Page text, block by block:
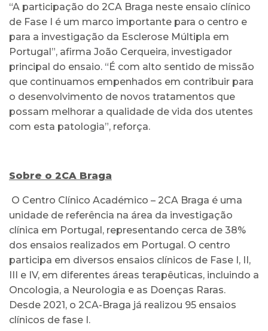
“A participação do 2CA Braga neste ensaio clínico
de Fase I é um marco importante para o centro e
para a investigação da Esclerose Múltipla em
Portugal”, afirma João Cerqueira, investigador
principal do ensaio. “É com alto sentido de missão
que continuamos empenhados em contribuir para
o desenvolvimento de novos tratamentos que
possam melhorar a qualidade de vida dos utentes
com esta patologia”, reforça.
Sobre o 2CA Braga
O Centro Clínico Académico – 2CA Braga é uma
unidade de referência na área da investigação
clínica em Portugal, representando cerca de 38%
dos ensaios realizados em Portugal. O centro
participa em diversos ensaios clínicos de Fase I, II,
III e IV, em diferentes áreas terapêuticas, incluindo a
Oncologia, a Neurologia e as Doenças Raras.
Desde 2021, o 2CA-Braga já realizou 95 ensaios
clínicos de fase I.